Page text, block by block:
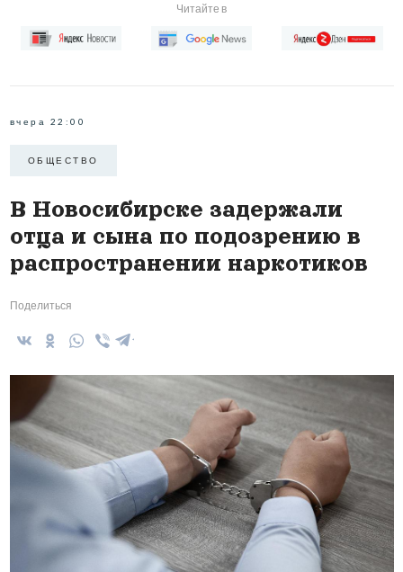
Читайте в
вчера 22:00
ОБЩЕСТВО
В Новосибирске задержали
отца и сына по подозрению в
распространении наркотиков
Поделиться